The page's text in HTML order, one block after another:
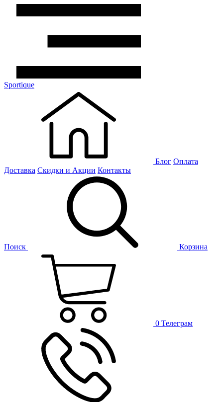
Sportique
Блог Оплата
Доставка Скидки и Акции Контакты
Поиск Корзина
0 Телеграм